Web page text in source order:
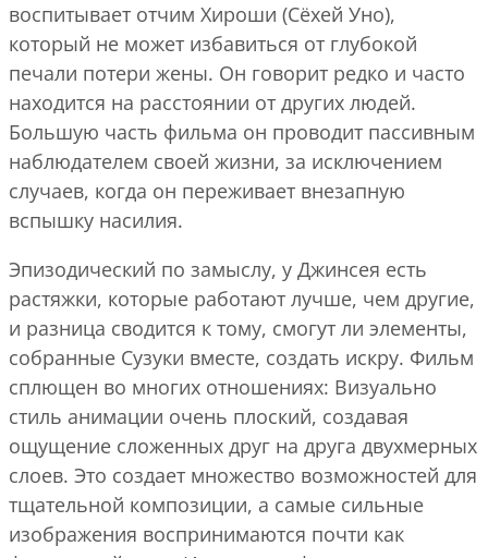
воспитывает отчим Хироши (Сёхей Уно),
который не может избавиться от глубокой
печали потери жены. Он говорит редко и часто
находится на расстоянии от других людей.
Большую часть фильма он проводит пассивным
наблюдателем своей жизни, за исключением
случаев, когда он переживает внезапную
вспышку насилия.
Эпизодический по замыслу, у Джинсея есть
растяжки, которые работают лучше, чем другие,
и разница сводится к тому, смогут ли элементы,
собранные Сузуки вместе, создать искру. Фильм
сплющен во многих отношениях: Визуально
стиль анимации очень плоский, создавая
ощущение сложенных друг на друга двухмерных
слоев. Это создает множество возможностей для
тщательной композиции, а самые сильные
изображения воспринимаются почти как